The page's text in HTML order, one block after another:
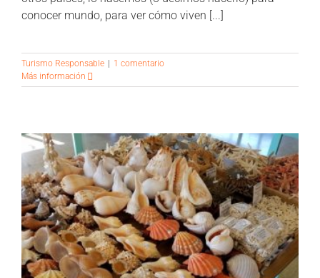
conocer mundo, para ver cómo viven [...]
Turismo Responsable | 1 comentario
Más información